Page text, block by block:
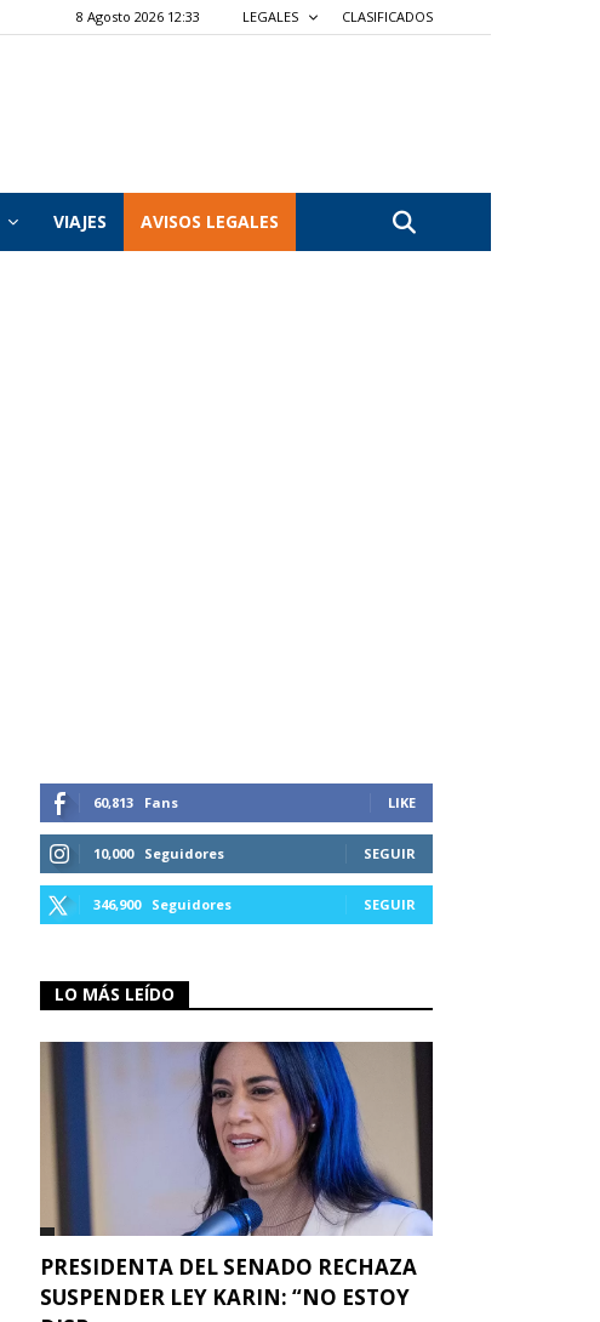
8 Agosto 2026 12:33 LEGALES CLASIFICADOS
VIAJES AVISOS LEGALES
60,813 Fans LIKE
10,000 Seguidores SEGUIR
346,900 Seguidores SEGUIR
LO MÁS LEÍDO
PRESIDENTA DEL SENADO RECHAZA
SUSPENDER LEY KARIN: “NO ESTOY